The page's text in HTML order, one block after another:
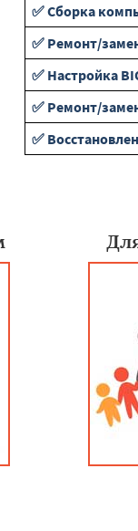
✅ Сборка
✅ Ремонт/
✅ Настройка
✅ Ремонт/
✅